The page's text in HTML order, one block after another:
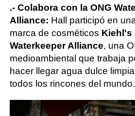
.- Colabora con la ONG
Alliance: Hall participó en
marca de cosméticos Kiehl's
Waterkeeper Alliance, una
medioambiental que trabaja
hacer llegar agua dulce
todos los rincones del mundo.